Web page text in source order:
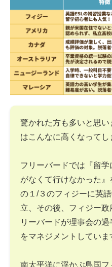
驚かれた方も多いと思
はこんなに高くなってし
フリーバードでは『留
がなくて行けなかった
の１/３のフィジーに英
立、その後、フィジー
リーバードが理事会の
をマネジメントしていま
南太平洋に浮かぶ島国